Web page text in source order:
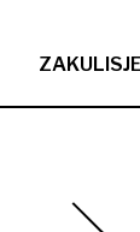
ZAKULISJE